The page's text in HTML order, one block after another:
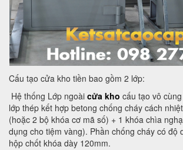
Cấu tạo cửa kho tiền bao gồm 2 lớp:
Hệ thống Lớp ngoài cửa kho cấu tạo vô
lớp thép kết hợp betong chống cháy cách
(hoặc 2 bộ khóa cơ mã số) + 1 khóa chìa
dụng cho tiệm vàng). Phần chống cháy có độ
hộp chốt khóa dày 120mm.